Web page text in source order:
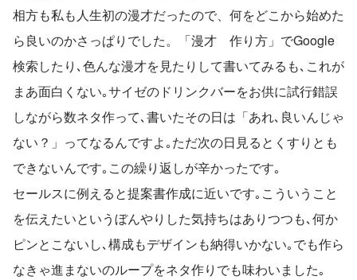
相方も私も人生初の漫才だったので、何をどこから始めた
ら良いのかさっぱりでした。「漫才　作り方」でGoogle
検索したり､色んな漫才を見たりして書いてみるも､これが
まあ面白くない｡サイゼのドリンクバーをお供に試行錯誤
しながら数ネタ作って､書いたその日は「あれ､良いんじゃ
ない？」ってなるんですよ｡ただ次の日見るとくすりとも
できないんです｡この繰り返しが辛かったです｡
セールスに例えると提案書作成に近いです｡こういうこと
を伝えたいというぼんやりした気持ちはありつつも､何か
ピンとこないし､構成もデザインも納得いかない｡でも作ら
なきゃ進まないのループをネタ作りでも味わいました｡